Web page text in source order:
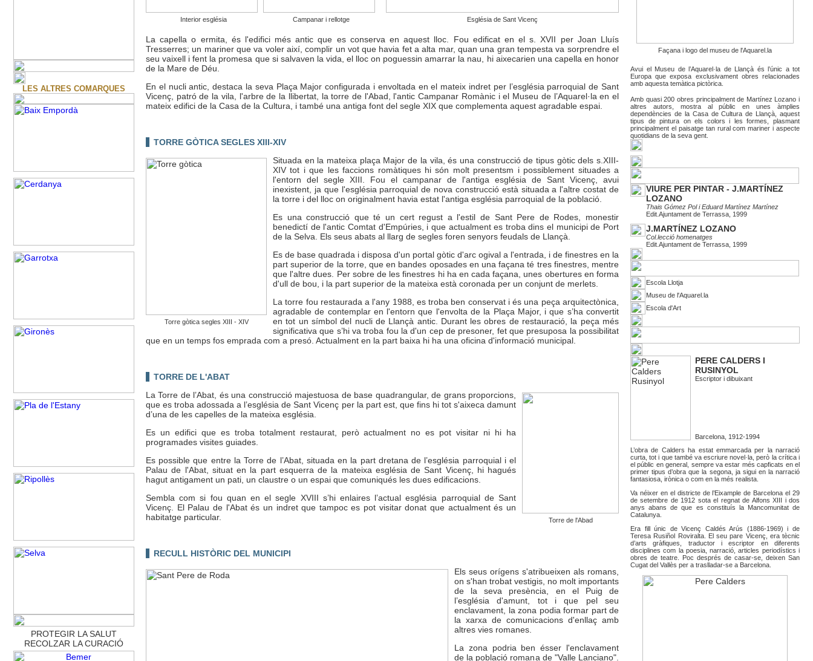
LES ALTRES COMARQUES
PROTEGIR LA SALUT
RECOLZAR LA CURACIÓ
Interior església Campanar i rellotge Església de Sant Vicenç
La capella o ermita, és l'edifici més antic que es conserva en aquest lloc. Fou edificat en el s. XVII per Joan Lluís
Tresserres; un mariner que va voler així, complir un vot que havia fet a alta mar, quan una gran tempesta va sorprendre el
seu vaixell i fent la promesa que si salvaven la vida, el lloc on poguessin amarrar la nau, hi aixecarien una capella en honor
de la Mare de Déu.
En el nucli antic, destaca la seva Plaça Major configurada i envoltada en el mateix indret per l’església parroquial de Sant
Vicenç, patró de la vila, l'arbre de la llibertat, la torre de l'Abad, l'antic Campanar Romànic i el Museu de l’Aquarel·la en el
mateix edifici de la Casa de la Cultura, i també una antiga font del segle XIX que complementa aquest agradable espai.
TORRE GÒTICA SEGLES XIII-XIV
Torre gòtica segles XIII - XIV
Situada en la mateixa plaça Major de la vila, és una construcció de tipus gòtic dels s.XIII-
XIV tot i que les faccions romàtiques hi són molt presentsm i possiblement situades a
l'entorn del segle XIII. Fou el campanar de l'antiga església de Sant Vicenç, avui
inexistent, ja que l'església parroquial de nova construcció està situada a l'altre costat de
la torre i del lloc on originalment havia estat l'antiga església parroquial de la població.
Es una construcció que té un cert regust a l'estil de Sant Pere de Rodes, monestir
benedictí de l'antic Comtat d'Empúries, i que actualment es troba dins el municipi de Port
de la Selva. Els seus abats al llarg de segles foren senyors feudals de Llançà.
Es de base quadrada i disposa d'un portal gòtic d'arc ogival a l'entrada, i de finestres en la
part superior de la torre, que en bandes oposades en una façana té tres finestres, mentre
que l'altre dues. Per sobre de les finestres hi ha en cada façana, unes obertures en forma
d'ull de bou, i la part superior de la mateixa està coronada per un conjunt de merlets.
La torre fou restaurada a l'any 1988, es troba ben conservat i és una peça arquitectònica,
agradable de contemplar en l'entorn que l'envolta de la Plaça Major, i que s’ha convertit
en tot un símbol del nucli de Llançà antic. Durant les obres de restauració, la peça més
significativa que s’hi va troba fou la d'un cep de presoner, fet que presuposa la possibilitat
que en un temps fos emprada com a presó. Actualment en la part baixa hi ha una oficina d'informació municipal.
TORRE DE L'ABAT
Torre de l'Abad
La Torre de l’Abat, és una construcció majestuosa de base quadrangular, de grans proporcions,
que es troba adossada a l’església de Sant Vicenç per la part est, que fins hi tot s'aixeca damunt
d’una de les capelles de la mateixa església.
Es un edifici que es troba totalment restaurat, però actualment no es pot visitar ni hi ha
programades visites guiades.
Es possible que entre la Torre de l’Abat, situada en la part dretana de l’església parroquial i el
Palau de l'Abat, situat en la part esquerra de la mateixa església de Sant Vicenç, hi hagués
hagut antigament un pati, un claustre o un espai que comuniqués les dues edificacions.
Sembla com si fou quan en el segle XVIII s’hi enlaires l’actual església parroquial de Sant
Vicenç. El Palau de l'Abat és un indret que tampoc es pot visitar donat que actualment és un
habitatge particular.
RECULL HISTÒRIC DEL MUNICIPI
Els seus orígens s'atribueixen als romans,
on s'han trobat vestigis, no molt importants
de la seva presència, en el Puig de
l’església d'amunt, tot i que pel seu
enclavament, la zona podia formar part de
la xarxa de comunicacions d'enllaç amb
altres vies romanes.
La zona podria ben ésser l'enclavament
de la població romana de "Valle Lanciano".
Façana i logo del museu de l'Aquarel.la
Avui el Museu de l’Aquarel·la de Llançà és l’únic a tot
Europa que exposa exclusivament obres relacionades
amb aquesta temàtica pictòrica.
Amb quasi 200 obres principalment de Martínez Lozano i
altres autors, mostra al públic en unes àmplies
dependències de la Casa de Cultura de Llançà, aquest
tipus de pintura on els colors i les formes, plasmant
principalment el paisatge tan rural com mariner i aspecte
quotidians de la seva gent.
VIURE PER PINTAR - J.MARTÍNEZ
LOZANO
Thais Gómez Pol i Eduard Martínez Martínez
Edit.Ajuntament de Terrassa, 1999
J.MARTÍNEZ LOZANO
Col.lecció homenatges
Edit.Ajuntament de Terrassa, 1999
Escola Llotja
Museu de l'Aquarel.la
Escola d'Art
PERE CALDERS I
RUSINYOL
Escriptor i dibuixant
Barcelona, 1912-1994
L’obra de Calders ha estat emmarcada per la narració
curta, tot i que també va escriure novel·la, però la crítica i
el públic en general, sempre va estar més capficats en el
primer tipus d’obra que la segona, ja sigui en la narració
fantasiosa, irònica o com en la més realista.
Va néixer en el districte de l’Eixample de Barcelona el 29
de setembre de 1912 sota el regnat de Alfons XIII i dos
anys abans de que es constituís la Mancomunitat de
Catalunya.
Era fill únic de Vicenç Caldés Arús (1886-1969) i de
Teresa Rusiñol Roviralta. El seu pare Vicenç, era tècnic
d’arts gràfiques, traductor i escriptor en diferents
disciplines com la poesia, narració, articles periodístics i
obres de teatre. Poc després de casar-se, deixen San
Cugat del Vallès per a traslladar-se a Barcelona.